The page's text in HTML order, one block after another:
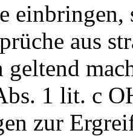
einbringen,
aus
1 lit. c
zur